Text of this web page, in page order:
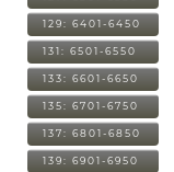
129: 6401-6450
131: 6501-6550
133: 6601-6650
135: 6701-6750
137: 6801-6850
139: 6901-6950